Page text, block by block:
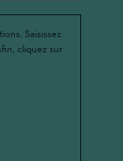
Saisissez
cliquez sur